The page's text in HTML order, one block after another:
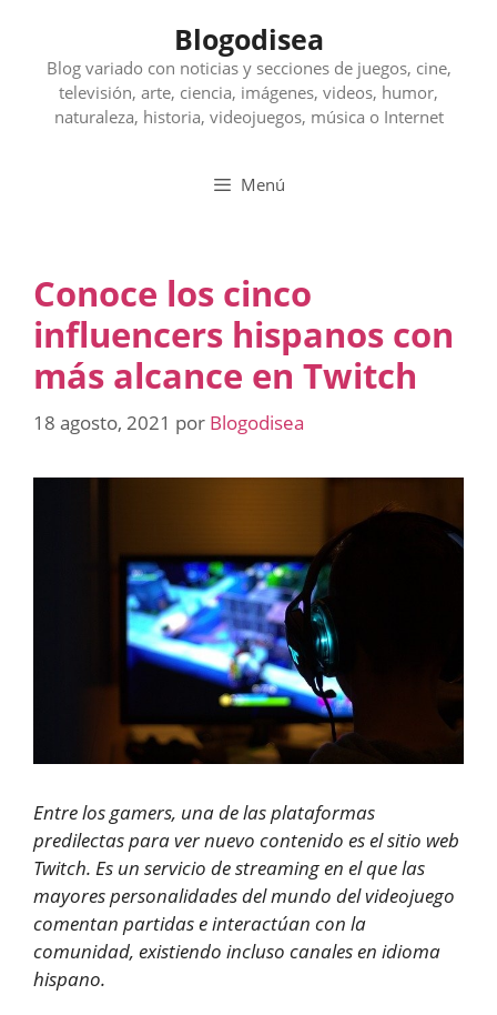
contenido
Blogodisea
Blog variado con noticias y secciones de juegos, cine,
televisión, arte, ciencia, imágenes, videos, humor,
naturaleza, historia, videojuegos, música o Internet
Menú
Conoce los cinco
influencers hispanos con
más alcance en Twitch
18 agosto, 2021 por Blogodisea
Entre los gamers, una de las plataformas
predilectas para ver nuevo contenido es el sitio web
Twitch. Es un servicio de streaming en el que las
mayores personalidades del mundo del videojuego
comentan partidas e interactúan con la
comunidad, existiendo incluso canales en idioma
hispano.